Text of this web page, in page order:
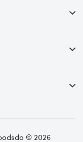
© 2026